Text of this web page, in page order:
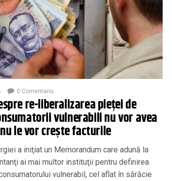
0 Comentariu
re-liberalizarea pieţei de
vulnerabili nu vor avea
le vor creşte facturile
a iniţiat un Memorandum care adună la
ai mai multor instituţii pentru definirea
vulnerabil, cel aflat în sărăcie